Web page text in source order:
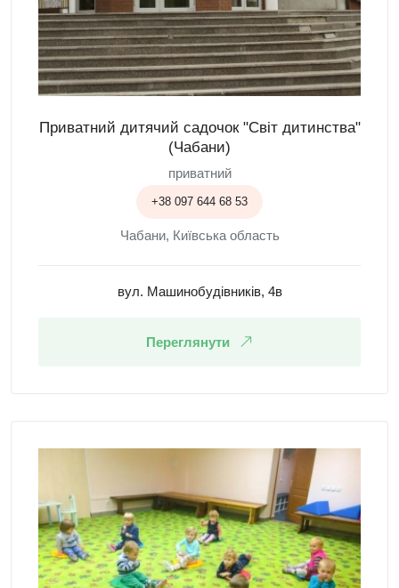
Приватний дитячий садочок "Світ дитинства"
(Чабани)
приватний
+38 097 644 68 53
Чабани, Київська область
вул. Машинобудівників, 4в
Переглянути